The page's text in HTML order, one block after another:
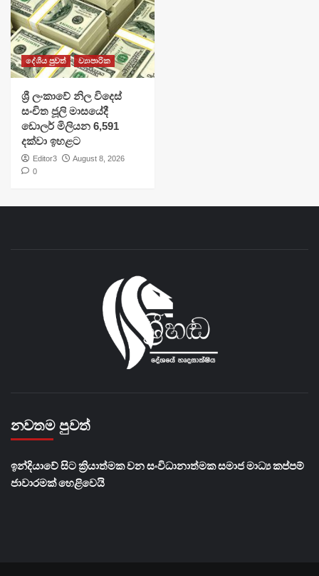
දේශීය පුවත් ව්‍යාපාරික
ශ්‍රී ලංකාවේ නිල විදෙස්
සංචිත ජූලි මාසයේදී
ඩොලර් මිලියන 6,591
දක්වා ඉහළට
Editor3
August 8, 2026
0
නවතම පුවත්
​ඉන්දියාවේ සිට ක්‍රියාත්මක වන සංවිධානාත්මක සමාජ මාධ්‍ය කප්පම්
ජාවාරමක් හෙළිවෙයි